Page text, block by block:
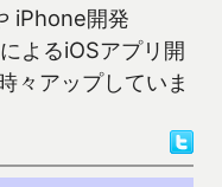
iPhone開発
よるiOSアプリ開
々アップしていま